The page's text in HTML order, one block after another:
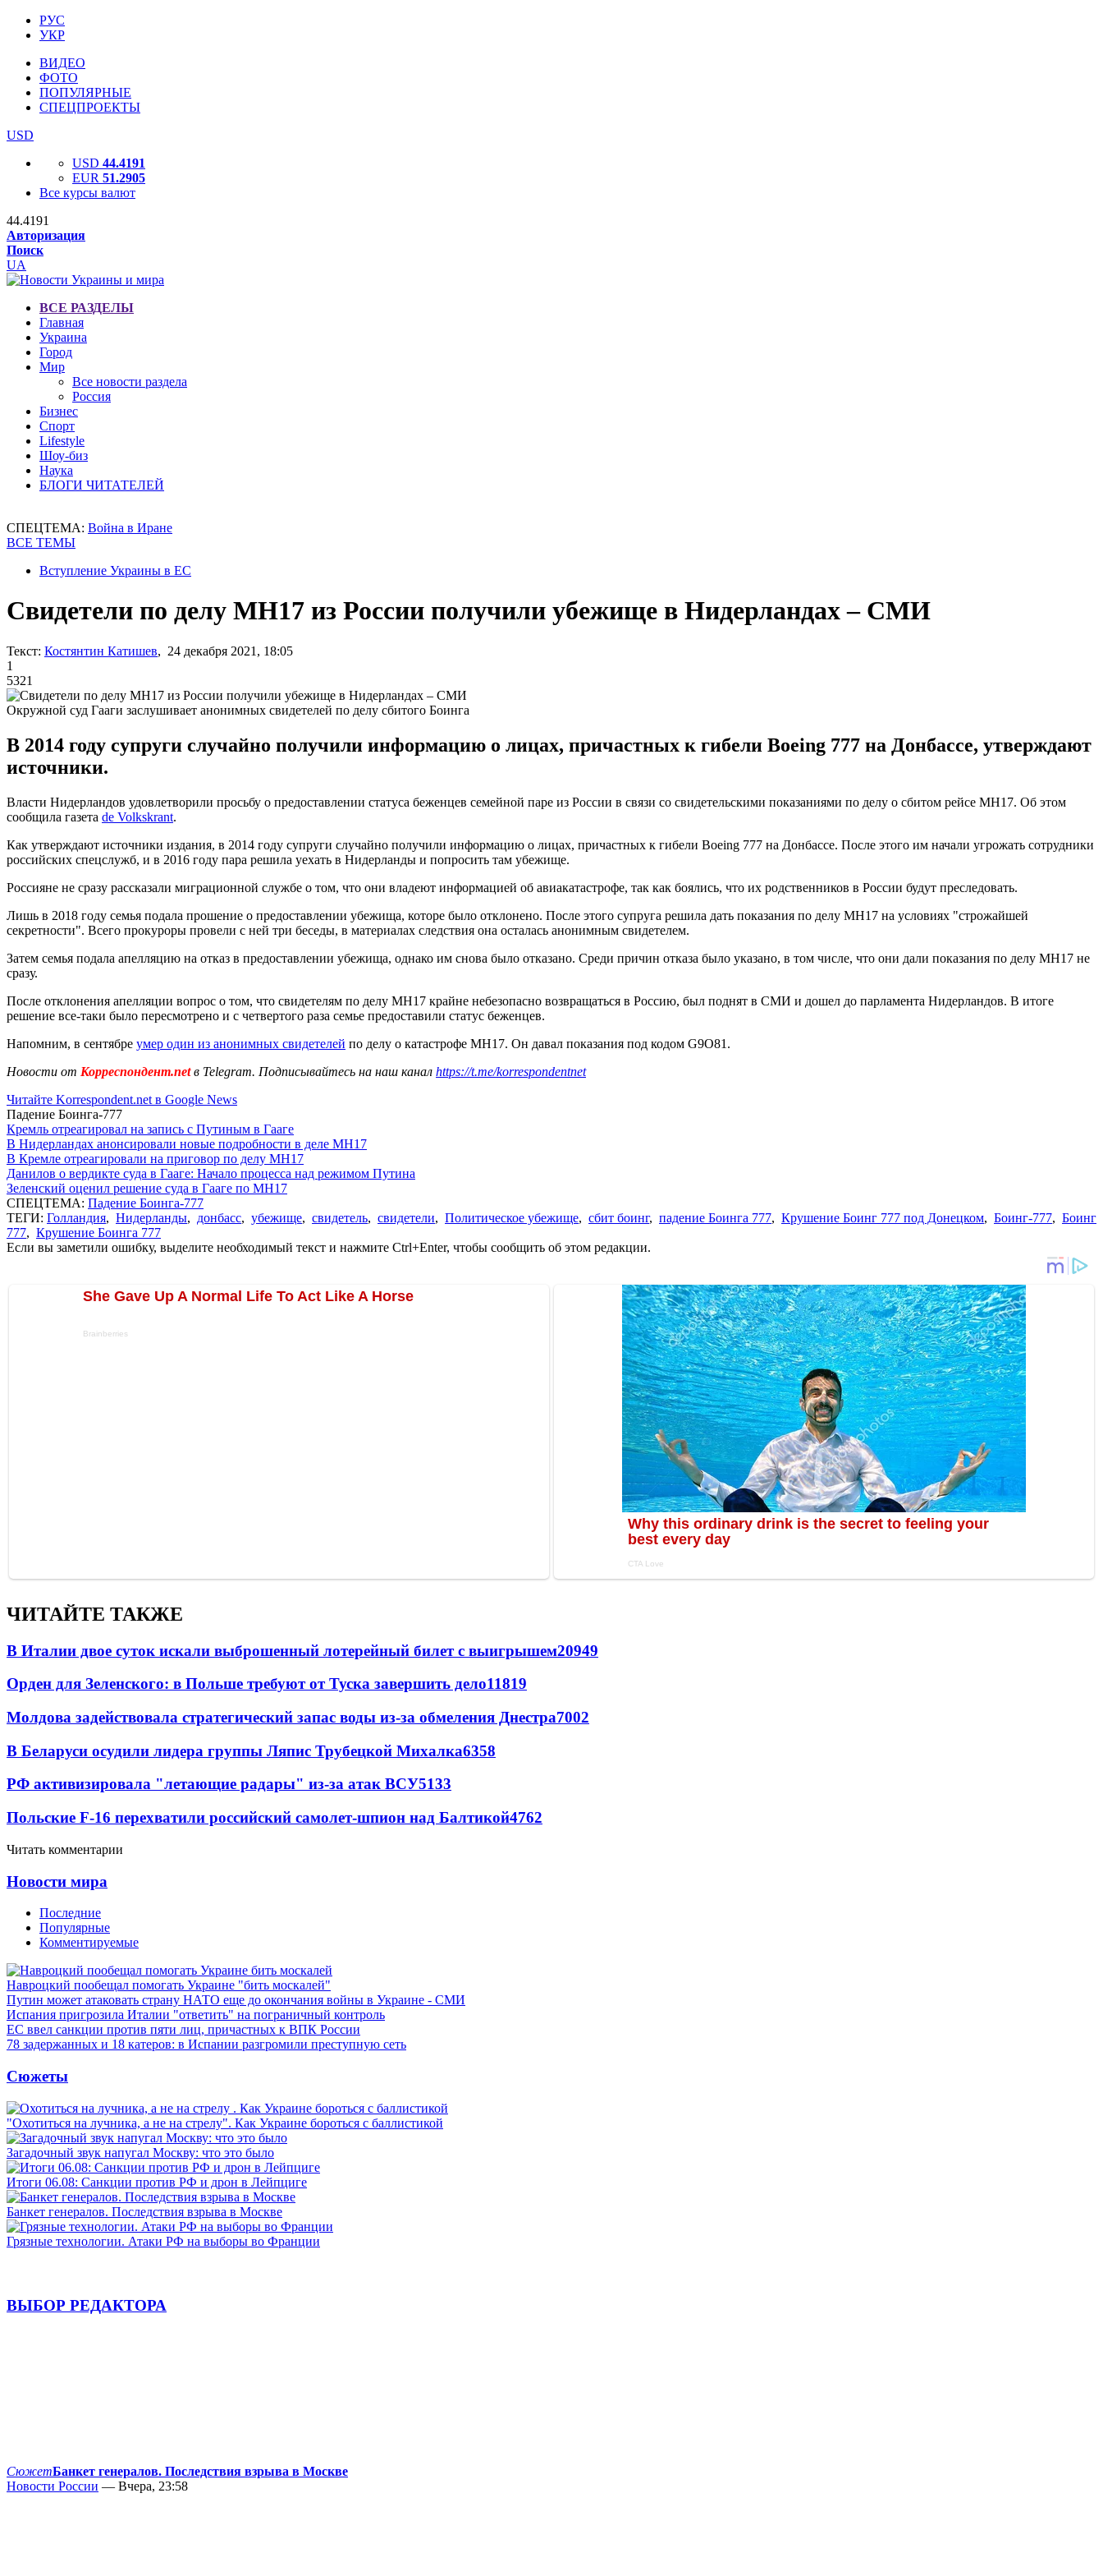
РУС
УКР
ВИДЕО
ФОТО
ПОПУЛЯРНЫЕ
СПЕЦПРОЕКТЫ
USD
USD 44.4191
EUR 51.2905
Все курсы валют
44.4191
Авторизация
Поиск
UA
ВСЕ РАЗДЕЛЫ
Главная
Украина
Город
Мир
Все новости раздела
Россия
Бизнес
Спорт
Lifestyle
Шоу-биз
Наука
БЛОГИ ЧИТАТЕЛЕЙ
СПЕЦТЕМА: Война в Иране
ВСЕ ТЕМЫ
Вступление Украины в ЕС
Свидетели по делу MH17 из России получили убежище в Нидерландах – СМИ
Текст: Костянтин Катишев, 24 декабря 2021, 18:05
1
5321
Окружной суд Гааги заслушивает анонимных свидетелей по делу сбитого Боинга
В 2014 году супруги случайно получили информацию о лицах, причастных к гибели Boeing 777 на Донбассе, утверждают
источники.
Власти Нидерландов удовлетворили просьбу о предоставлении статуса беженцев семейной паре из России в связи со свидетельскими показаниями по делу о сбитом рейсе MH17. Об этом
сообщила газета de Volkskrant.
Как утверждают источники издания, в 2014 году супруги случайно получили информацию о лицах, причастных к гибели Boeing 777 на Донбассе. После этого им начали угрожать сотрудники
российских спецслужб, и в 2016 году пара решила уехать в Нидерланды и попросить там убежище.
Россияне не сразу рассказали миграционной службе о том, что они владеют информацией об авиакатастрофе, так как боялись, что их родственников в России будут преследовать.
Лишь в 2018 году семья подала прошение о предоставлении убежища, которе было отклонено. После этого супруга решила дать показания по делу MH17 на условиях "строжайшей
секретности". Всего прокуроры провели с ней три беседы, в материалах следствия она осталась анонимным свидетелем.
Затем семья подала апелляцию на отказ в предоставлении убежища, однако им снова было отказано. Среди причин отказа было указано, в том числе, что они дали показания по делу МН17 не
сразу.
После отклонения апелляции вопрос о том, что свидетелям по делу MH17 крайне небезопасно возвращаться в Россию, был поднят в СМИ и дошел до парламента Нидерландов. В итоге
решение все-таки было пересмотрено и с четвертого раза семье предоставили статус беженцев.
Напомним, в сентябре умер один из анонимных свидетелей по делу о катастрофе MH17. Он давал показания под кодом G9O81.
Новости от Корреспондент.netв Telegram. Подписывайтесь на наш канал https://t.me/korrespondentnet
Читайте Korrespondent.net в Google News
Падение Боинга-777
Кремль отреагировал на запись с Путиным в Гааге
В Нидерландах анонсировали новые подробности в деле MH17
В Кремле отреагировали на приговор по делу МН17
Данилов о вердикте суда в Гааге: Начало процесса над режимом Путина
Зеленский оценил решение суда в Гааге по MH17
СПЕЦТЕМА: Падение Боинга-777
ТЕГИ: Голландия, Нидерланды, донбасс, убежище, свидетель, свидетели, Политическое убежище, сбит боинг, падение Боинга 777, Крушение Боинг 777 под Донецком, Боинг-777, Боинг
777, Крушение Боинга 777
Если вы заметили ошибку, выделите необходимый текст и нажмите Ctrl+Enter, чтобы сообщить об этом редакции.
ЧИТАЙТЕ ТАКЖЕ
В Италии двое суток искали выброшенный лотерейный билет с выигрышем20949
Орден для Зеленского: в Польше требуют от Туска завершить дело11819
Молдова задействовала стратегический запас воды из-за обмеления Днестра7002
В Беларуси осудили лидера группы Ляпис Трубецкой Михалка6358
РФ активизировала "летающие радары" из-за атак ВСУ5133
Польские F-16 перехватили российский самолет-шпион над Балтикой4762
Читать комментарии
Новости мира
Последние
Популярные
Комментируемые
Навроцкий пообещал помогать Украине "бить москалей"
Путин может атаковать страну НАТО еще до окончания войны в Украине - СМИ
Испания пригрозила Италии "ответить" на пограничный контроль
ЕС ввел санкции против пяти лиц, причастных к ВПК России
78 задержанных и 18 катеров: в Испании разгромили преступную сеть
Сюжеты
"Охотиться на лучника, а не на стрелу". Как Украине бороться с баллистикой
Загадочный звук напугал Москву: что это было
Итоги 06.08: Санкции против РФ и дрон в Лейпциге
Банкет генералов. Последствия взрыва в Москве
Грязные технологии. Атаки РФ на выборы во Франции
ВЫБОР РЕДАКТОРА
СюжетБанкет генералов. Последствия взрыва в Москве
Новости России — Вчера, 23:58